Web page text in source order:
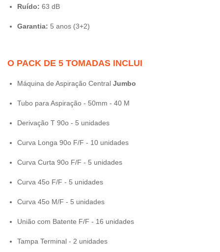
Ruído: 63 dB
Garantia: 5 anos (3+2)
O PACK DE 5 TOMADAS INCLUI
Máquina de Aspiração Central Jumbo
Tubo para Aspiração - 50mm - 40 M
Derivação T 90o - 5 unidades
Curva Longa 90o F/F - 10 unidades
Curva Curta 90o F/F - 5 unidades
Curva 45o F/F - 5 unidades
Curva 45o M/F - 5 unidades
União com Batente F/F - 16 unidades
Tampa Terminal - 2 unidades